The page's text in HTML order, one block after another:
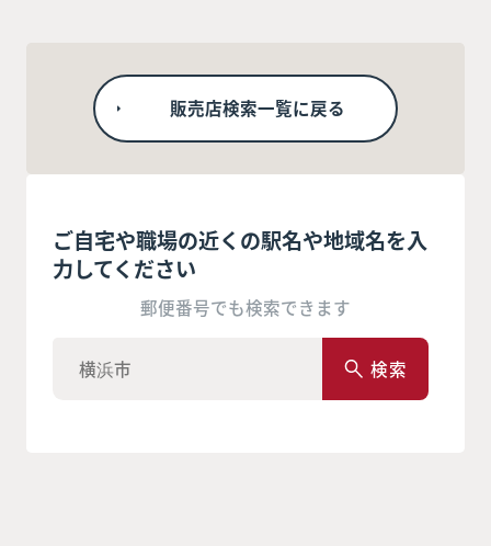
販売店検索一覧に戻る
ご自宅や職場の近くの駅名や地域名を入
力してください
郵便番号でも検索できます
検索